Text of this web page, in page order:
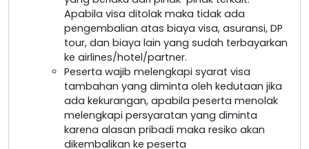
Apabila visa ditolak maka tidak ada
pengembalian atas biaya visa, asuransi, DP
tour, dan biaya lain yang sudah terbayarkan
ke airlines/hotel/partner.
Peserta wajib melengkapi syarat visa
tambahan yang diminta oleh kedutaan jika
ada kekurangan, apabila peserta menolak
melengkapi persyaratan yang diminta
karena alasan pribadi maka resiko akan
dikembalikan ke peserta